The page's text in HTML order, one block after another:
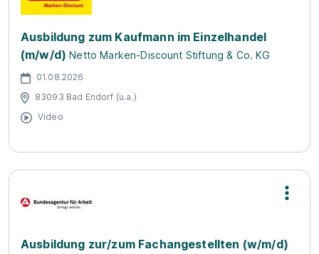
Ausbildung zum Kaufmann im Einzelhandel
(m/w/d) Netto Marken-Discount Stiftung & Co. KG
01.08.2026
83093 Bad Endorf (u.a.)
Video
Ausbildung zur/zum Fachangestellten (w/m/d)